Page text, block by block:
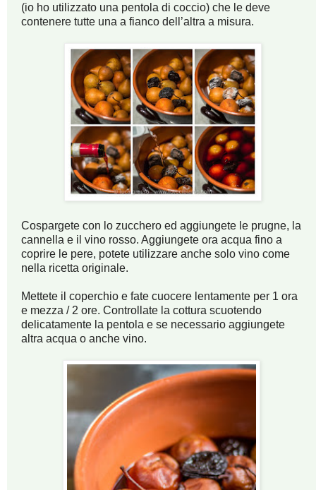
(io ho utilizzato una pentola di coccio) che le deve
contenere tutte una a fianco dell’altra a misura.
Cospargete con lo zucchero ed aggiungete le prugne, la
cannella e il vino rosso. Aggiungete ora acqua fino a
coprire le pere, potete utilizzare anche solo vino come
nella ricetta originale.
Mettete il coperchio e fate cuocere lentamente per 1 ora
e mezza / 2 ore. Controllate la cottura scuotendo
delicatamente la pentola e se necessario aggiungete
altra acqua o anche vino.